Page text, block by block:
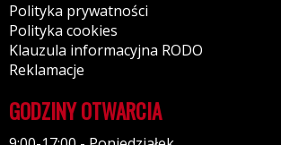
Polityka prywatności
Polityka cookies
Klauzula informacyjna RODO
Reklamacje
GODZINY OTWARCIA